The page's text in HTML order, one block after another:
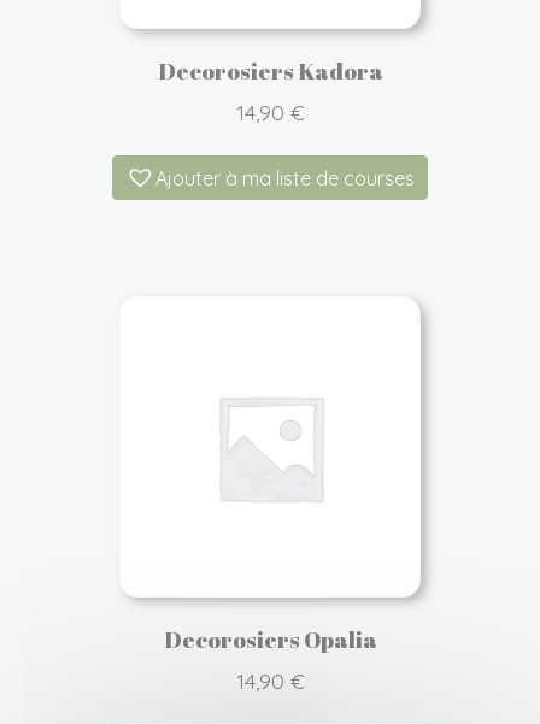
Decorosiers Kadora
14,90 €
Ajouter à ma liste de courses
Decorosiers Opalia
14,90 €